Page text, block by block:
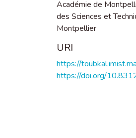
Académie de
des Sciences et
Montpellier
URI
https://
https://doi.org/